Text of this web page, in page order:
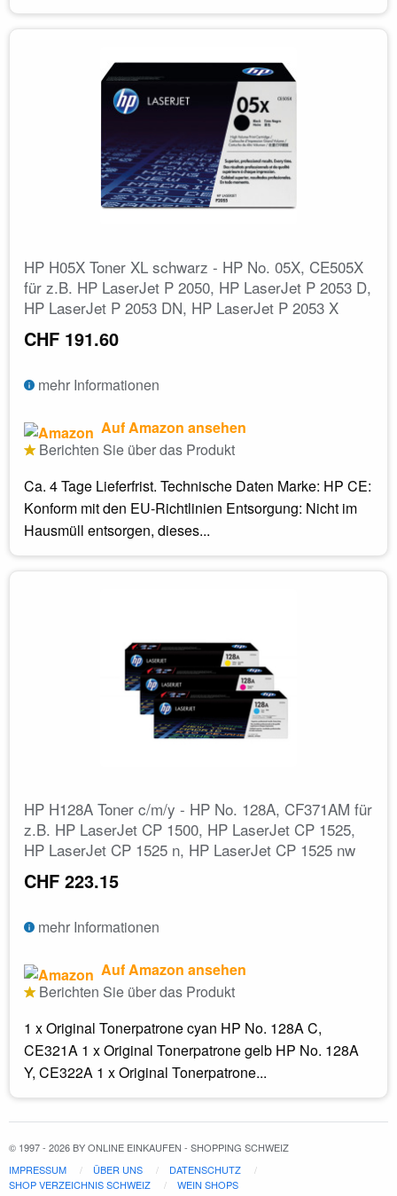
HP H05X Toner XL schwarz - HP No. 05X, CE505X
für z.B. HP LaserJet P 2050, HP LaserJet P 2053 D,
HP LaserJet P 2053 DN, HP LaserJet P 2053 X
CHF 191.60
mehr Informationen
Auf Amazon ansehen
Berichten Sie über das Produkt
Ca. 4 Tage Lieferfrist. Technische Daten Marke: HP CE:
Konform mit den EU-Richtlinien Entsorgung: Nicht im
Hausmüll entsorgen, dieses...
HP H128A Toner c/m/y - HP No. 128A, CF371AM für
z.B. HP LaserJet CP 1500, HP LaserJet CP 1525,
HP LaserJet CP 1525 n, HP LaserJet CP 1525 nw
CHF 223.15
mehr Informationen
Auf Amazon ansehen
Berichten Sie über das Produkt
1 x Original Tonerpatrone cyan HP No. 128A C,
CE321A 1 x Original Tonerpatrone gelb HP No. 128A
Y, CE322A 1 x Original Tonerpatrone...
© 1997 - 2026 BY ONLINE EINKAUFEN - SHOPPING SCHWEIZ
IMPRESSUM
ÜBER UNS
DATENSCHUTZ
SHOP VERZEICHNIS SCHWEIZ
WEIN SHOPS